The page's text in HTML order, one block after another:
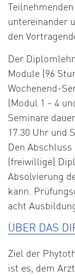
Teilnehmenden
untereinander
den
Der
Module (96
Wochenend-
(Modul 1 - 4
Seminare
17.30 Uhr und
Den
(freiwillige)
Absolvierung
kann.
acht
ÜBER DAS
Ziel der
ist es, dem